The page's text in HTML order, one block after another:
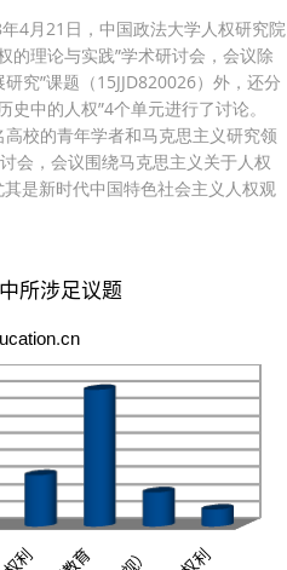
4月21日，中国政法大学人权研究院
的理论与实践”学术研讨会，会议除
究”课题（15JJD820026）外，还分
史中的人权”4个单元进行了讨论。
校的青年学者和马克思主义研究领
会，会议围绕马克思主义关于人权
是新时代中国特色社会主义人权观